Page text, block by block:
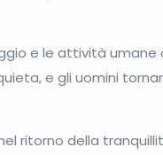
e le attività
e gli uomini
ritorno della